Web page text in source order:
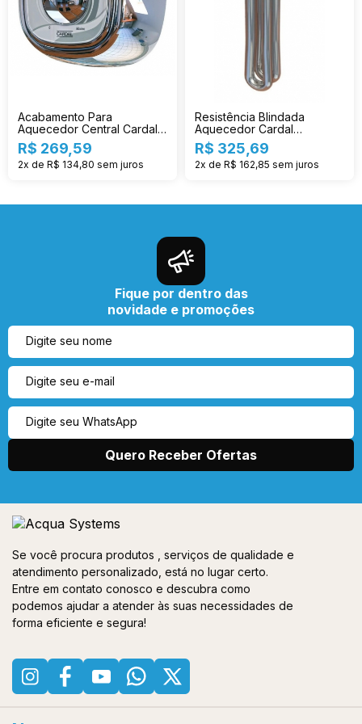
Acabamento Para
Aquecedor Central Cardal
Cr Ac214
R$ 269,59
2x de R$ 134,80 sem juros
Resistência Blindada
Aquecedor Cardal
Individual 3t Re-124/2
R$ 325,69
2x de R$ 162,85 sem juros
Fique por dentro das
novidade e promoções
Se você procura produtos , serviços de qualidade e
atendimento personalizado, está no lugar certo.
Entre em contato conosco e descubra como
podemos ajudar a atender às suas necessidades de
forma eficiente e segura!